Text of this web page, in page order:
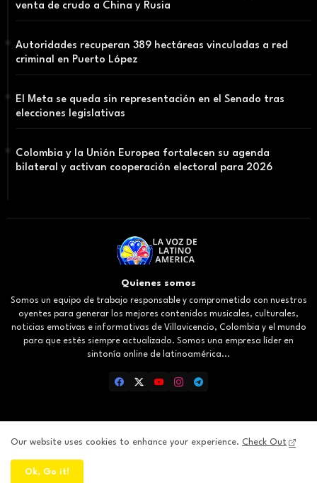
venta de crudo a China y Rusia
Autoridades recuperan 389 hectáreas vinculadas a red
criminal en Puerto López
El Meta se queda sin representación en el Senado tras
elecciones legislativas
Colombia y la Unión Europea fortalecen su agenda
bilateral y activan cooperación electoral para 2026
Quienes somos
Somos un equipo de trabajo responsable y comprometido con nuestros
oyentes para generar los mejores contenidos musicales, culturales,
noticias emotivas e informativas de Villavicencio, Colombia y el mundo
para que estés siempre actualizado. Somos una empresa líder en
sintonía online de latinoamérica...
Inicio About Contact us Privacy Policy
Our website uses cookies to enhance your experience. Check Out
Ok, Go it!